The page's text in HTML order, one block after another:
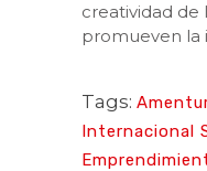
creatividad de
promueven la
Tags:
Internacional